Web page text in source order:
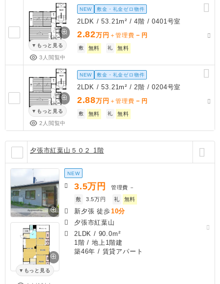
もっと見る
3人閲覧中
NEW 敷金・礼金ゼロ物件
2LDK / 53.21m² / 4階 / 0401号室
2.82万円 ＋管理費 － 円
敷 無料 礼 無料
もっと見る
2人閲覧中
NEW 敷金・礼金ゼロ物件
2LDK / 53.21m² / 2階 / 0204号室
2.88万円 ＋管理費 － 円
敷 無料 礼 無料
夕張市紅葉山５０２ 1階
もっと見る
NEW
3.5万円 管理費 －
敷
3.5万円 礼 無料
新夕張 徒歩10分
夕張市紅葉山
2LDK / 90.0m²
1階 / 地上1階建
築46年 / 賃貸アパート